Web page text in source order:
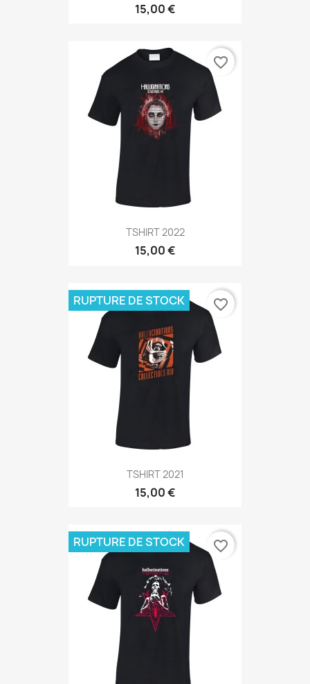
15,00 €
TSHIRT 2022
15,00 €
favorite_border
TSHIRT 2021
15,00 €
RUPTURE DE STOCK favorite_border
RUPTURE DE STOCK favorite_border